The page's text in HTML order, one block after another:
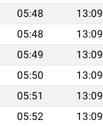
05:48 13:09
05:48 13:09
05:49 13:09
05:50 13:09
05:51 13:09
05:52 13:09